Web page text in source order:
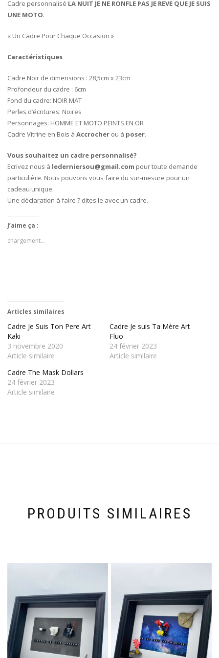
Cadre personnalisé LA NUIT JE NE RONFLE PAS JE REVE QUE JE SUIS
UNE MOTO.
« Un Cadre Pour Chaque Occasion »
Caractéristiques
Cadre Noir de dimensions : 28,5cm x 23cm
Profondeur du cadre : 6cm
Fond du cadre: NOIR MAT
Perles d’écritures: Noires
Personnages: HOMME ET MOTO PEINTS EN OR
Cadre Vitrine en Bois à Accrocher ou à poser.
Vous souhaitez un cadre personnalisé?
Ecrivez nous à lederniersou@gmail.com pour toute demande
particulière. Nous pouvons vous faire du sur-mesure pour un
cadeau unique.
Une déclaration à faire ? dites le avec un cadre.
J’aime ça :
chargement…
Articles similaires
Cadre Je Suis Ton Pere Art
Kaki
3 novembre 2020
Article similaire
Cadre Je suis Ta Mère Art
Fluo
24 février 2023
Article similaire
Cadre The Mask Dollars
24 février 2023
Article similaire
PRODUITS SIMILAIRES